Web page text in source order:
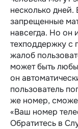
несколько
запрещенные
навсегда. Но он
техподдержку с
жалоб
может быть
он
пользователь
же номер,
«Ваш номер
Обратитесь в